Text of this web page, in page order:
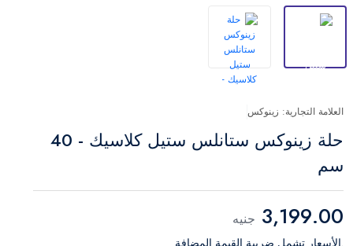
العلامة التجارية: زينوكس
حلة زينوكس ستانلس ستيل كلاسيك - 40
سم
3,199.00 جنيه
.الأسعار تشمل ضريبة القيمة المضافة